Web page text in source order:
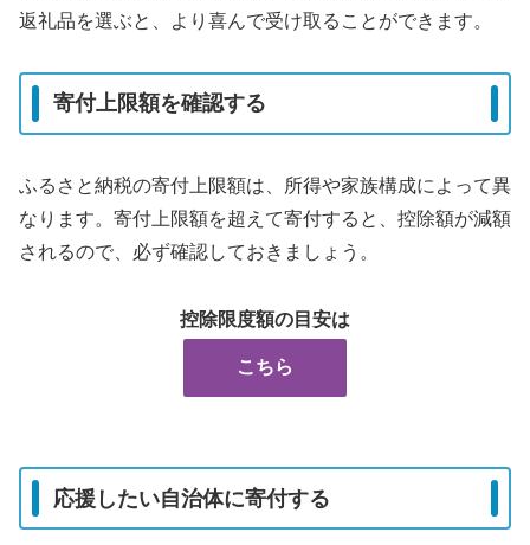
返礼品を選ぶと、より喜んで受け取ることができます。
寄付上限額を確認する
ふるさと納税の寄付上限額は、所得や家族構成によって異
なります。寄付上限額を超えて寄付すると、控除額が減額
されるので、必ず確認しておきましょう。
控除限度額の目安は
こちら
応援したい自治体に寄付する